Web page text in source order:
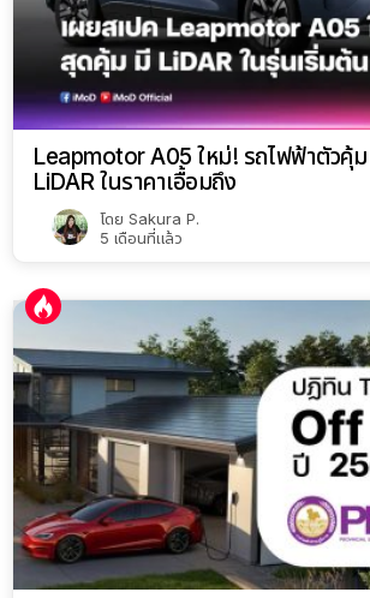
Leapmotor A05 ใหม่! รถไฟฟ้าตัวคุ้
LiDAR ในราคาเอื้อมถึง
โดย Sakura P.
5 เดือนที่แล้ว